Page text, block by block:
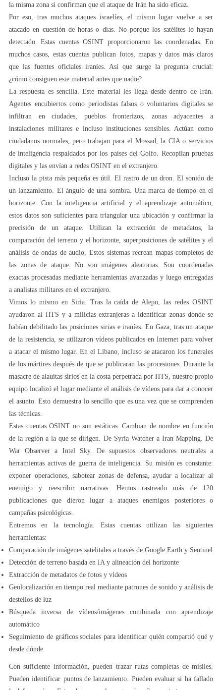
la misma zona si confirman que el ataque de Irán ha sido eficaz.
Por eso, tras muchos ataques israelíes, el mismo lugar vuelve a ser
atacado en cuestión de horas o días. No porque los satélites lo hayan
detectado. Estas cuentas OSINT proporcionaron las coordenadas. En
muchos casos, estas cuentas publican fotos, mapas y datos más claros
que las fuentes oficiales iraníes. Así que surge la pregunta crucial:
¿cómo consiguen este material antes que nadie?
La respuesta es sencilla. Este material les llega desde dentro de Irán.
Agentes encubiertos como periodistas falsos o voluntarios digitales se
infiltran en ciudades, pueblos fronterizos, zonas adyacentes a
instalaciones militares e incluso instituciones sensibles. Actúan como
ciudadanos normales, pero trabajan para el Mossad, la CIA o servicios
de inteligencia respaldados por los países del Golfo. Recopilan pruebas
digitales y las envían a redes OSINT en el extranjero.
Incluso la pista más pequeña es útil. El rastro de un dron. El sonido de
un lanzamiento. El ángulo de una sombra. Una marca de tiempo en el
horizonte. Con la inteligencia artificial y el aprendizaje automático,
estos datos son suficientes para triangular una ubicación y confirmar la
precisión de un ataque. Utilizan la extracción de metadatos, la
comparación del terreno y el horizonte, superposiciones de satélites y el
análisis de ondas de audio. Estos sistemas recrean mapas completos de
las zonas de ataque. No son imágenes aleatorias. Son coordenadas
exactas procesadas mediante herramientas avanzadas y luego entregadas
a analistas militares en el extranjero.
Vimos lo mismo en Siria. Tras la caída de Alepo, las redes OSINT
ayudaron al HTS y a milicias extranjeras a identificar zonas donde se
habían debilitado las posiciones sirias e iraníes. En Gaza, tras un ataque
de la resistencia, se utilizaron vídeos publicados en Internet para volver
a atacar el mismo lugar. En el Líbano, incluso se atacaron los funerales
de los mártires después de que se publicaran las procesiones. Durante la
masacre de alauitas sirios en la costa perpetrada por HTS, nuestro propio
equipo localizó el lugar mediante el análisis de vídeos para dar a conocer
el asunto. Esto demuestra lo sencillo que es una vez que se comprenden
las técnicas.
Estas cuentas OSINT no son estáticas. Cambian de nombre en función
de la región a la que se dirigen. De Syria Watcher a Iran Mapping. De
War Observer a Intel Sky. De supuestos observadores neutrales a
herramientas activas de guerra de inteligencia. Su misión es constante:
exponer operaciones, sabotear zonas de defensa, ayudar a localizar al
enemigo y reescribir narrativas. Hemos rastreado más de 120
publicaciones que dieron lugar a ataques enemigos posteriores o
campañas psicológicas.
Entremos en la tecnología. Estas cuentas utilizan las siguientes
herramientas:
Comparación de imágenes satelitales a través de Google Earth y Sentinel
Detección de terreno basada en IA y alineación del horizonte
Extracción de metadatos de fotos y vídeos
Geolocalización en tiempo real mediante patrones de sonido y análisis de
destellos de luz
Búsqueda inversa de vídeos/imágenes combinada con aprendizaje
automático
Seguimiento de gráficos sociales para identificar quién compartió qué y
desde dónde
Con suficiente información, pueden trazar rutas completas de misiles.
Pueden identificar puntos de lanzamiento. Pueden evaluar si ha fallado